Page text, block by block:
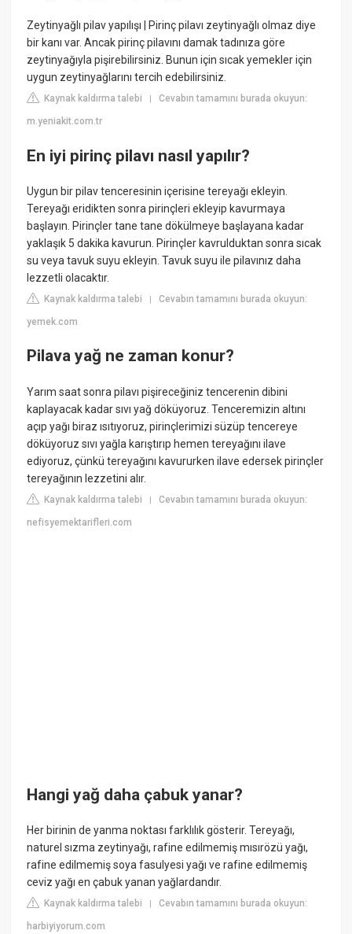
Zeytinyağlı pilav yapılışı | Pirinç pilavı zeytinyağlı olmaz diye
bir kanı var. Ancak pirinç pilavını damak tadınıza göre
zeytinyağıyla pişirebilirsiniz. Bunun için sıcak yemekler için
uygun zeytinyağlarını tercih edebilirsiniz.
Kaynak kaldırma talebi |Cevabın tamamını burada okuyun:
m.yeniakit.com.tr
En iyi pirinç pilavı nasıl yapılır?
Uygun bir pilav tenceresinin içerisine tereyağı ekleyin.
Tereyağı eridikten sonra pirinçleri ekleyip kavurmaya
başlayın. Pirinçler tane tane dökülmeye başlayana kadar
yaklaşık 5 dakika kavurun. Pirinçler kavrulduktan sonra sıcak
su veya tavuk suyu ekleyin. Tavuk suyu ile pilavınız daha
lezzetli olacaktır.
Kaynak kaldırma talebi |Cevabın tamamını burada okuyun:
yemek.com
Pilava yağ ne zaman konur?
Yarım saat sonra pilavı pişireceğiniz tencerenin dibini
kaplayacak kadar sıvı yağ döküyoruz. Tenceremizin altını
açıp yağı biraz ısıtıyoruz, pirinçlerimizi süzüp tencereye
döküyoruz sıvı yağla karıştırıp hemen tereyağını ilave
ediyoruz, çünkü tereyağını kavururken ilave edersek pirinçler
tereyağının lezzetini alır.
Kaynak kaldırma talebi |Cevabın tamamını burada okuyun:
nefisyemektarifleri.com
Hangi yağ daha çabuk yanar?
Her birinin de yanma noktası farklılık gösterir. Tereyağı,
naturel sızma zeytinyağı, rafine edilmemiş mısırözü yağı,
rafine edilmemiş soya fasulyesi yağı ve rafine edilmemiş
ceviz yağı en çabuk yanan yağlardandır.
Kaynak kaldırma talebi |Cevabın tamamını burada okuyun:
harbiyiyorum.com